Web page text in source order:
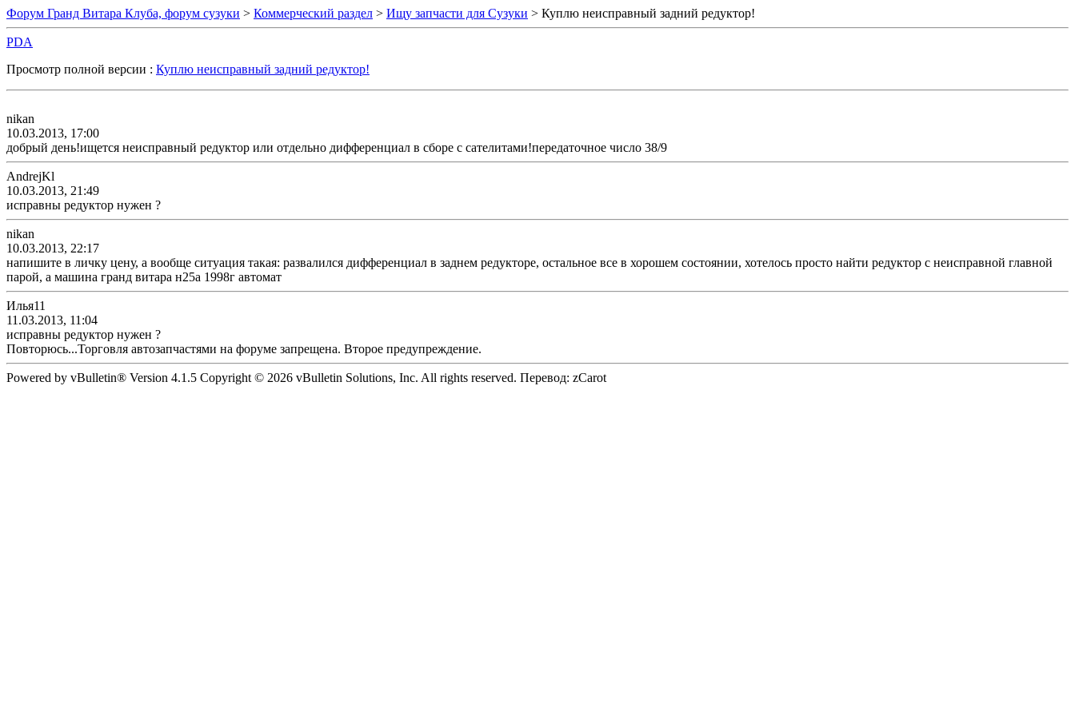
Форум Гранд Витара Клуба, форум сузуки > Коммерческий раздел > Ищу запчасти для Сузуки > Куплю неисправный задний редуктор!
PDA
Просмотр полной версии : Куплю неисправный задний редуктор!
nikan
10.03.2013, 17:00
добрый день!ищется неисправный редуктор или отдельно дифференциал в сборе с сателитами!передаточное число 38/9
AndrejKl
10.03.2013, 21:49
исправны редуктор нужен ?
nikan
10.03.2013, 22:17
напишите в личку цену, а вообще ситуация такая: развалился дифференциал в заднем редукторе, остальное все в хорошем состоянии, хотелось просто найти редуктор с неисправной главной
парой, а машина гранд витара н25а 1998г автомат
Илья11
11.03.2013, 11:04
исправны редуктор нужен ?
Повторюсь...Торговля автозапчастями на форуме запрещена. Второе предупреждение.
Powered by vBulletin® Version 4.1.5 Copyright © 2026 vBulletin Solutions, Inc. All rights reserved. Перевод: zCarot